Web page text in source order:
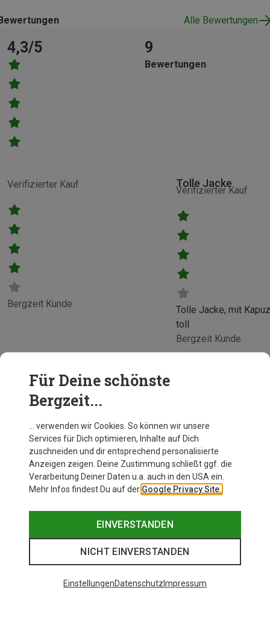
Alle Bewertungen
4,3/5 9
Bewertungen
Bergzeit Kunde
Verifizierter Kauf
Bergzeit Kunde
Verifizierter Kauf
Tolle Jacke
Tolle Jacke, mit
toll
Für Deine schönste
Bergzeit...
… verwenden wir Cookies. So können wir unsere
Services für Dich optimieren, Inhalte auf Dich
zuschneiden und dir entsprechend personalisierte
Anzeigen zeigen. Deine Zustimmung schließt ggf. die
Verarbeitung Deiner Daten u.a. auch in den USA ein.
Mehr Infos findest Du auf der Google Privacy Site.
EINVERSTANDEN
NICHT EINVERSTANDEN
EinstellungenDatenschutz Impressum